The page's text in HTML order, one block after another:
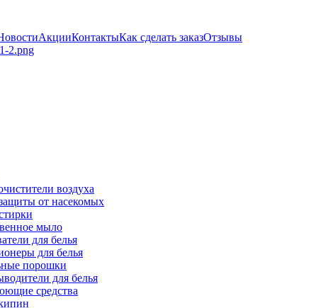
АкцииКонтактыКак сделать заказОтзывы
воздуха
от насекомых
мыло
для белья
для белья
порошки
для белья
средства